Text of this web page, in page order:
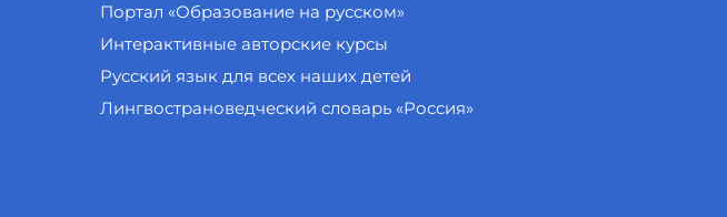
Портал «Образование на русском»
Интерактивные авторские курсы
Русский язык для всех наших детей
Лингвострановедческий словарь «Россия»